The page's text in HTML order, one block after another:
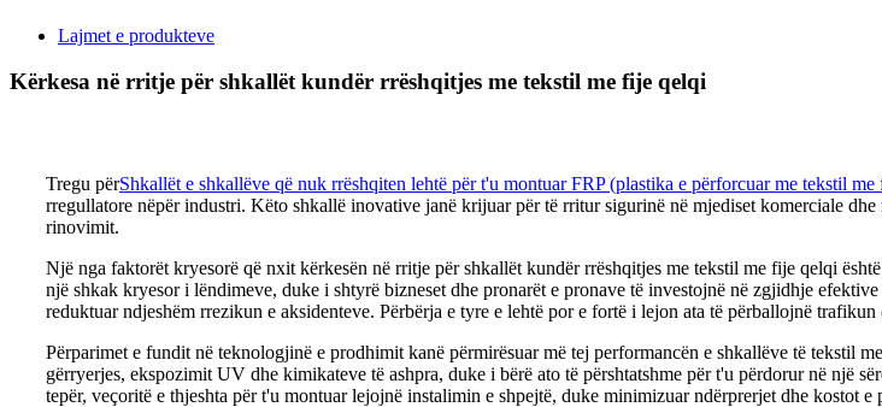
Lajmet e produkteve
Kërkesa në rritje për shkallët kundër rrëshqitjes me tekstil me fije qelqi
Tregu përShkallët e shkallëve që nuk rrëshqiten lehtë për t'u montuar FRP (plastika e përforcuar me tekstil
rregullatore nëpër industri. Këto shkallë inovative janë krijuar për të rritur sigurinë në mjediset komerciale
rinovimit.
Një nga faktorët kryesorë që nxit kërkesën në rritje për shkallët kundër rrëshqitjes me tekstil me fije qelqi
një shkak kryesor i lëndimeve, duke i shtyrë bizneset dhe pronarët e pronave të investojnë në zgjidhje
reduktuar ndjeshëm rrezikun e aksidenteve. Përbërja e tyre e lehtë por e fortë i lejon ata të përballojnë
Përparimet e fundit në teknologjinë e prodhimit kanë përmirësuar më tej performancën e shkallëve të tekstil
gërryerjes, ekspozimit UV dhe kimikateve të ashpra, duke i bërë ato të përshtatshme për t'u përdorur në një
tepër, veçoritë e thjeshta për t'u montuar lejojnë instalimin e shpejtë, duke minimizuar ndërprerjet dhe kostot e